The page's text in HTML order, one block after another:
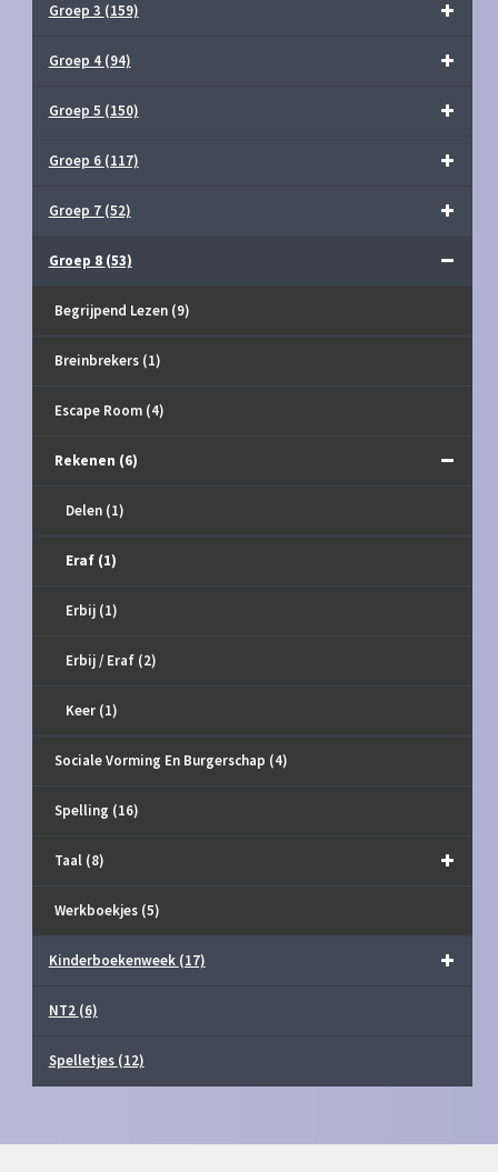
Groep 3 (159)
Groep 4 (94)
Groep 5 (150)
Groep 6 (117)
Groep 7 (52)
Groep 8 (53)
Begrijpend Lezen (9)
Breinbrekers (1)
Escape Room (4)
Rekenen (6)
Delen (1)
Eraf (1)
Erbij (1)
Erbij / Eraf (2)
Keer (1)
Sociale Vorming En Burgerschap (4)
Spelling (16)
Taal (8)
Werkboekjes (5)
Kinderboekenweek (17)
NT2 (6)
Spelletjes (12)